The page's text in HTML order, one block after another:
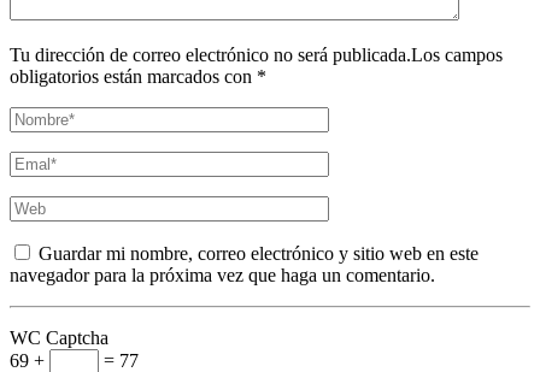
Tu dirección de correo electrónico no será publicada.Los campos
obligatorios están marcados con *
Guardar mi nombre, correo electrónico y sitio web en este
navegador para la próxima vez que haga un comentario.
WC Captcha
69 +
= 77